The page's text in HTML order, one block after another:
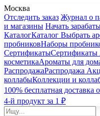
Москва
Отследить заказ Журнал о
и магазины Начать
КаталогКаталог Выбрать
пробниковНаборы
СертификатыСертификаты
косметикаАроматы для
РаспродажаРаспродажа
коллабыКоллекции и
100% бесплатная
4-й продукт за 1 ₽